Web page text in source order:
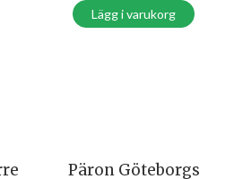
Lägg i varukorg
Päron Göteborgs